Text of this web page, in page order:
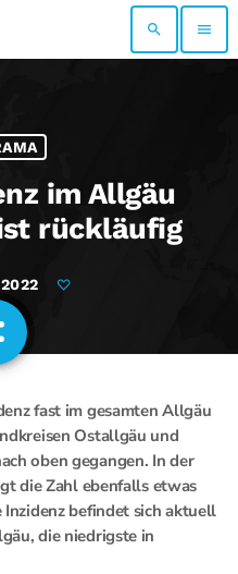
search menu
im Allgäu
rückläufig
fast im gesamten Allgäu
Ostallgäu und
oben gegangen. In der
die Zahl ebenfalls etwas
befindet sich aktuell
die niedrigste in